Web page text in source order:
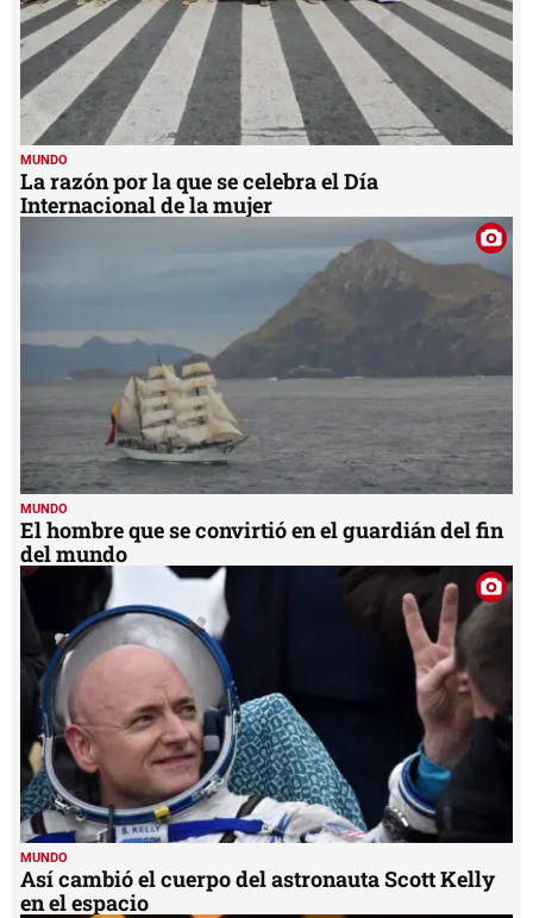
MUNDO
La razón por la que se celebra el Día
Internacional de la mujer
MUNDO
El hombre que se convirtió en el guardián del fin
del mundo
MUNDO
Así cambió el cuerpo del astronauta Scott Kelly
en el espacio